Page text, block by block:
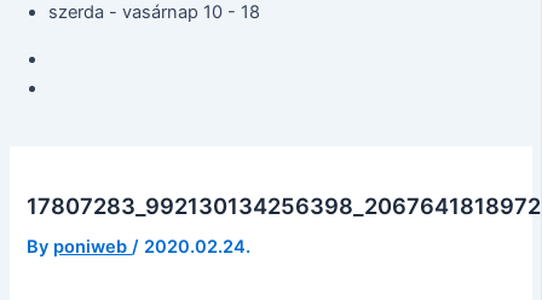
szerda - vasárnap 10 - 18
By poniweb/ 2020.02.24.